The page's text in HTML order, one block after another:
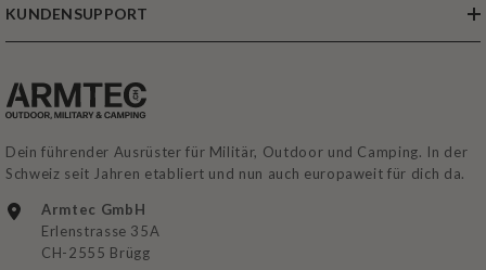
KUNDENSUPPORT
Dein führender Ausrüster für Militär, Outdoor und Camping. In der
Schweiz seit Jahren etabliert und nun auch europaweit für dich da.
Armtec GmbH
Erlenstrasse 35A
CH-2555 Brügg